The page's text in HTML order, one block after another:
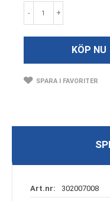
- +
KÖP NU
SPARA I FAVORITER
Specifikation302007008